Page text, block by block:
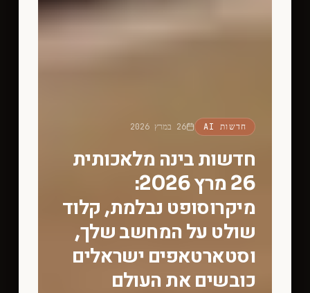
חדשות AI 26 במרץ 2026
חדשות בינה מלאכותית
26 מרץ 2026:
מיקרוסופט נבלמת, קלוד
שולט על המחשב שלך,
וסטארטאפים ישראלים
כובשים את העולם